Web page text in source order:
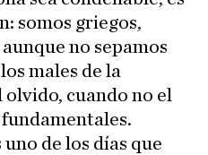
somos griegos,
no sepamos
males de la
cuando no el
de los días que